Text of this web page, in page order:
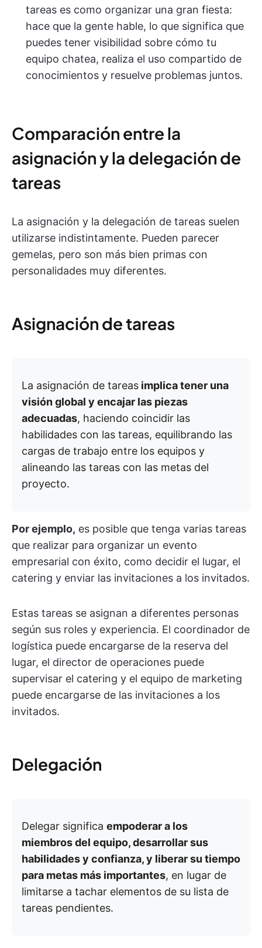
tareas es como organizar una gran fiesta:
hace que la gente hable, lo que significa que
puedes tener visibilidad sobre cómo tu
equipo chatea, realiza el uso compartido de
conocimientos y resuelve problemas juntos.
Comparación entre la
asignación y la delegación de
tareas
La asignación y la delegación de tareas suelen
utilizarse indistintamente. Pueden parecer
gemelas, pero son más bien primas con
personalidades muy diferentes.
Asignación de tareas
La asignación de tareas implica tener una
visión global y encajar las piezas
adecuadas, haciendo coincidir las
habilidades con las tareas, equilibrando las
cargas de trabajo entre los equipos y
alineando las tareas con las metas del
proyecto.
Por ejemplo, es posible que tenga varias tareas
que realizar para organizar un evento
empresarial con éxito, como decidir el lugar, el
catering y enviar las invitaciones a los invitados.
Estas tareas se asignan a diferentes personas
según sus roles y experiencia. El coordinador de
logística puede encargarse de la reserva del
lugar, el director de operaciones puede
supervisar el catering y el equipo de marketing
puede encargarse de las invitaciones a los
invitados.
Delegación
Delegar significa empoderar a los
miembros del equipo, desarrollar sus
habilidades y confianza, y liberar su tiempo
para metas más importantes, en lugar de
limitarse a tachar elementos de su lista de
tareas pendientes.